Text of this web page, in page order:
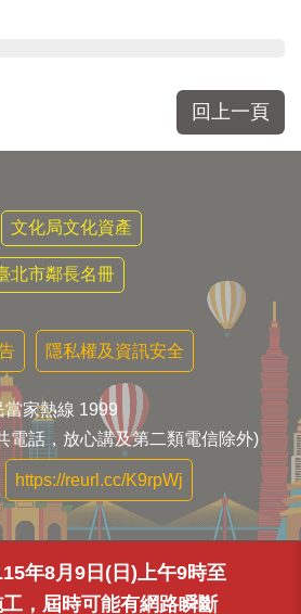
年8月9日(日)上午9時至
，屆時可能有網路瞬斷
回上一頁
文化局文化資產
北市鄰長名冊
隱私權及資訊安全
家熱線 1999
電話，放心講及第二類電信除外)
https://reurl.cc/K9rpWj